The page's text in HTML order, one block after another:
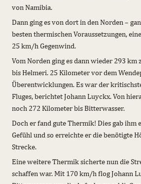
von Namibia.
Dann ging es von dort in den Norden –
besten thermischen Voraussetzungen,
25 km/h Gegenwind.
Vom Norden ging es dann wieder 293 km
bis Helmeri. 25 Kilometer vor dem
Überentwicklungen. Es war der
Fluges, berichtet Johann Luyckx. Von
noch 272 Kilometer bis Bitterwasser.
Doch er fand gute Thermik! Dies gab ihm
Gefühl und so erreichte er die benötigte
Strecke.
Eine weitere Thermik sicherte nun die
schaffen war. Mit 170 km/h flog Johann